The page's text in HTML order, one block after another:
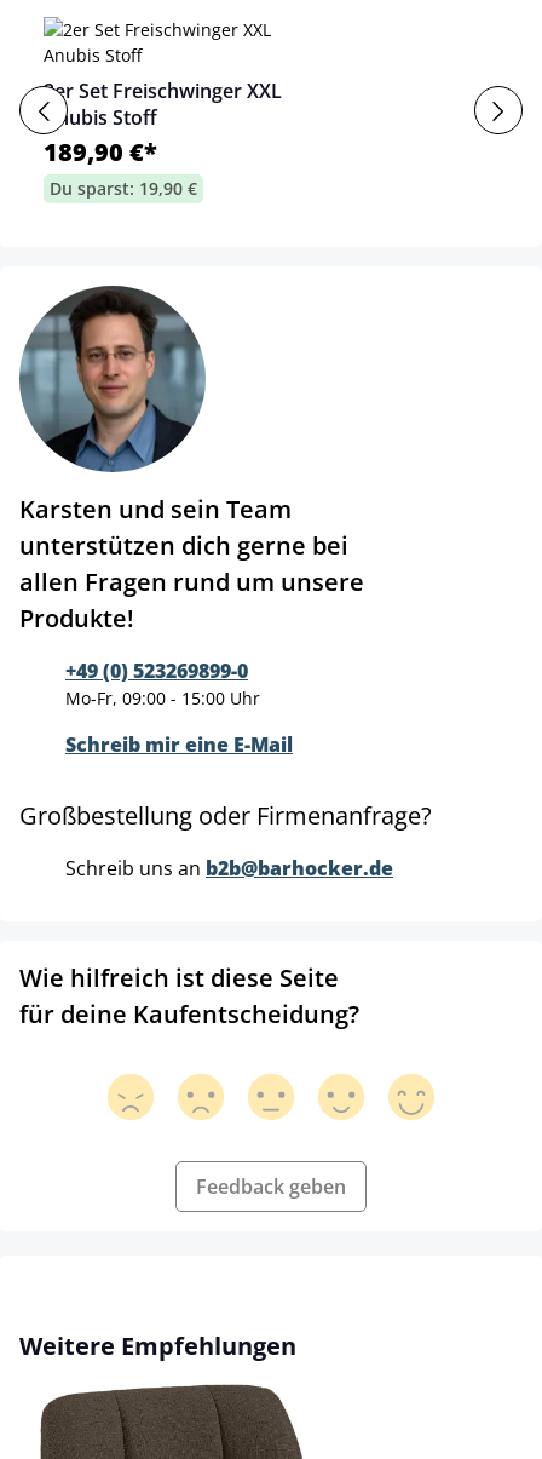
2er Set Freischwinger XXL
Anubis Stoff
189,90 €*
Du sparst: 19,90 €
Karsten und sein Team
unterstützen dich gerne bei
allen Fragen rund um unsere
Produkte!
+49 (0) 523269899-0
Mo-Fr, 09:00 - 15:00 Uhr
Schreib mir eine E-Mail
Großbestellung oder Firmenanfrage?
Schreib uns an b2b@barhocker.de
Wie hilfreich ist diese Seite
für deine Kaufentscheidung?
Feedback geben
Produktgalerie überspringen
Weitere Empfehlungen